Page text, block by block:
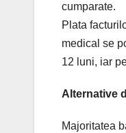
cumparate.
Plata
medical se
12 luni, iar
Alternative
Majoritatea